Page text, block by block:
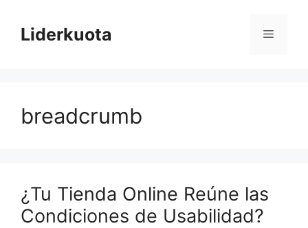
contenido
Liderkuota Menú
breadcrumb
¿Tu Tienda Online Reúne las
Condiciones de Usabilidad?